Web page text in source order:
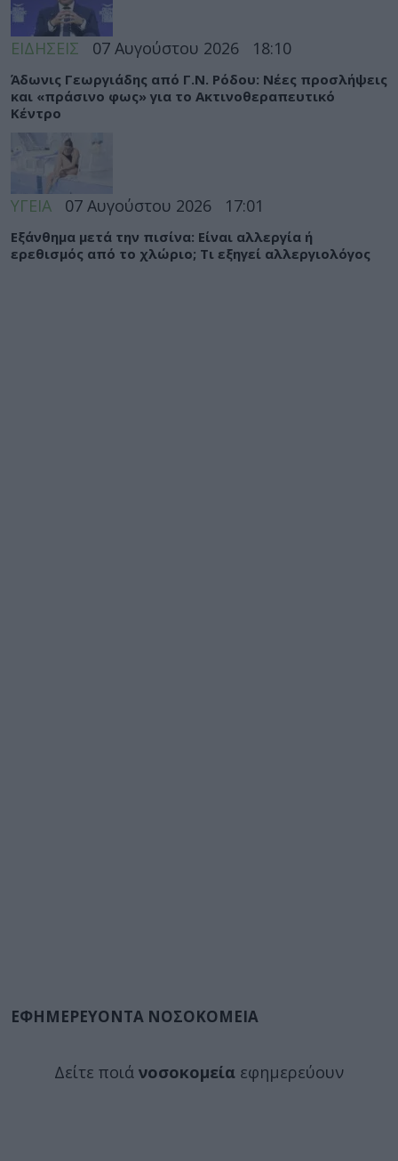
ΕΙΔΗΣΕΙΣ 07 Αυγούστου 2026 18:10
Άδωνις Γεωργιάδης από Γ.Ν. Ρόδου: Νέες προσλήψεις
και «πράσινο φως» για το Ακτινοθεραπευτικό
Κέντρο
ΥΓΕΙΑ 07 Αυγούστου 2026 17:01
Εξάνθημα μετά την πισίνα: Είναι αλλεργία ή
ερεθισμός από το χλώριο; Τι εξηγεί αλλεργιολόγος
ΕΦΗΜΕΡΕΥΟΝΤΑ ΝΟΣΟΚΟΜΕΙΑ
Δείτε ποιά νοσοκομεία εφημερεύουν